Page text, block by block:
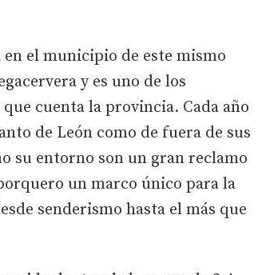
el municipio de este mismo
y es uno de los
cuenta la provincia. Cada año
de León como de fuera de sus
su entorno son un gran reclamo
un marco único para la
senderismo hasta el más que